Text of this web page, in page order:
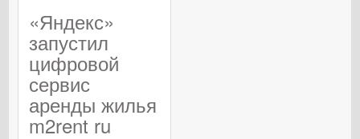
«Яндекс»
запустил
цифровой
сервис
аренды жилья
m2rent ru